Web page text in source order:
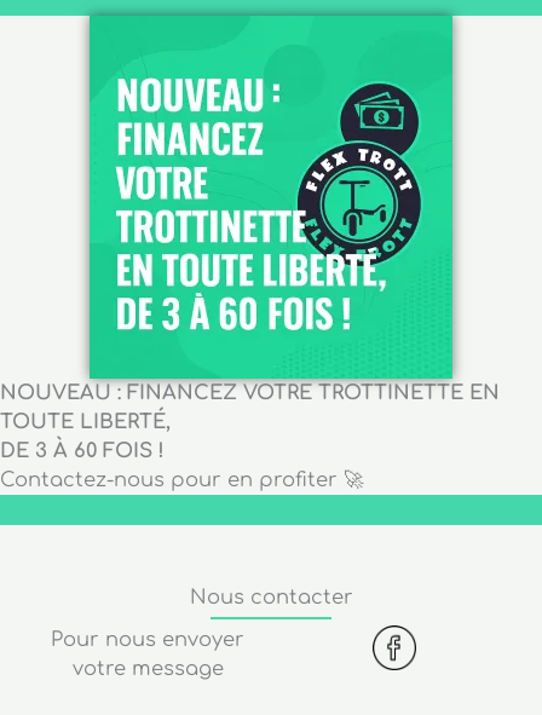
NOUVEAU : FINANCEZ VOTRE TROTTINETTE EN
TOUTE LIBERTÉ,
DE 3 À 60 FOIS !
Contactez-nous pour en profiter 🚀
Nous contacter
Pour nous envoyer
votre message